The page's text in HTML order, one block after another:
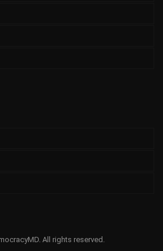
All rights reserved.